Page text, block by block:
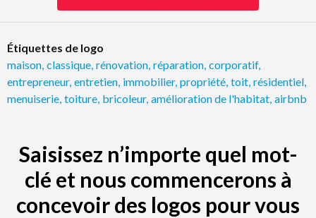
Étiquettes de logo
maison classique rénovation réparation corporatif,
entrepreneur, entretien immobilier, propriété toit résidentiel
menuiserie toiture bricoleur, amélioration de l'habitat airbnb
Saisissez n’importe quel mot-
clé et nous commencerons à
concevoir des logos pour vous